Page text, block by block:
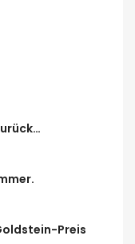
Preis